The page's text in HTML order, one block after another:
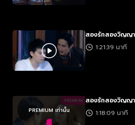
สองรักสองวิญญ
1:21:39 นาที
PREMIUM
PREMIUM เท่านั้น
สองรักสองวิญญ
1:18:09 นาที